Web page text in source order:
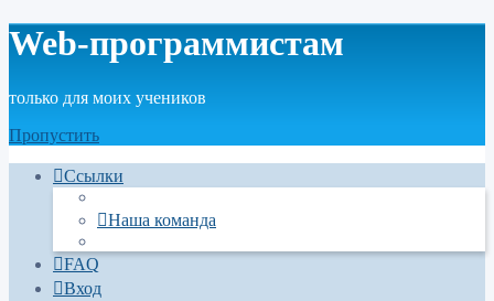
Web-программистам
только для моих учеников
Пропустить
Ссылки
Наша команда
FAQ
Вход